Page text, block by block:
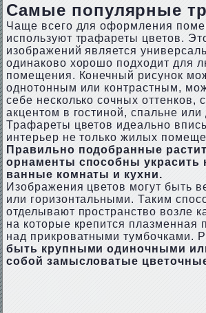
Самые популярные
Чаще всего для оформления
используют трафареты цветов.
изображений является
одинаково хорошо подходит для
помещения. Конечный рисунок
однотонным или контрастным,
себе несколько сочных оттенков,
акцентом в гостиной, спальне или
Трафареты цветов идеально
интерьер не только жилых
Правильно подобранные
орнаменты способны украсить
ванные комнаты и кухни.
Изображения цветов могут быть
или горизонтальными. Таким
отделывают пространство возле
на которые крепится плазменная
над прикроватными тумбочками. Р
быть крупными одиночными
собой замысловатые